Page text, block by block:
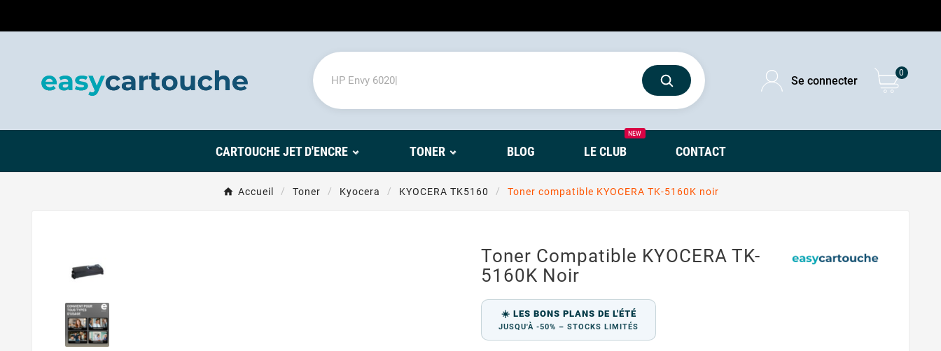
Se connecter
0
CARTOUCHE JET D'ENCRE TONER BLOG LE CLUB
NEW
CONTACT
Accueil Toner Kyocera KYOCERA TK5160 Toner compatible KYOCERA TK-5160K noir
Toner Compatible KYOCERA TK-
5160K Noir
☀️ LES BONS PLANS DE L'ÉTÉ
JUSQU'À -50% – STOCKS LIMITÉS